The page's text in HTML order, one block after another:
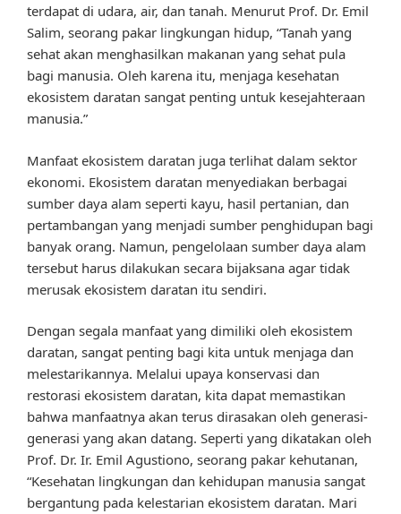
terdapat di udara, air, dan tanah. Menurut Prof. Dr. Emil
Salim, seorang pakar lingkungan hidup, “Tanah yang
sehat akan menghasilkan makanan yang sehat pula
bagi manusia. Oleh karena itu, menjaga kesehatan
ekosistem daratan sangat penting untuk kesejahteraan
manusia.”
Manfaat ekosistem daratan juga terlihat dalam sektor
ekonomi. Ekosistem daratan menyediakan berbagai
sumber daya alam seperti kayu, hasil pertanian, dan
pertambangan yang menjadi sumber penghidupan bagi
banyak orang. Namun, pengelolaan sumber daya alam
tersebut harus dilakukan secara bijaksana agar tidak
merusak ekosistem daratan itu sendiri.
Dengan segala manfaat yang dimiliki oleh ekosistem
daratan, sangat penting bagi kita untuk menjaga dan
melestarikannya. Melalui upaya konservasi dan
restorasi ekosistem daratan, kita dapat memastikan
bahwa manfaatnya akan terus dirasakan oleh generasi-
generasi yang akan datang. Seperti yang dikatakan oleh
Prof. Dr. Ir. Emil Agustiono, seorang pakar kehutanan,
“Kesehatan lingkungan dan kehidupan manusia sangat
bergantung pada kelestarian ekosistem daratan. Mari